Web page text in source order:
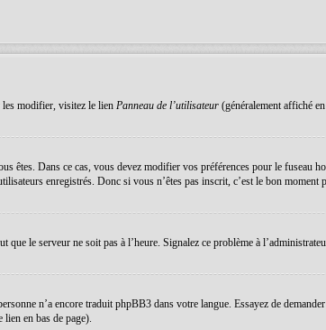
les modifier, visitez le lien Panneau de l’utilisateur (généralement affiché
êtes. Dans ce cas, vous devez modifier vos préférences pour le fuseau
enregistrés. Donc si vous n’êtes pas inscrit, c’est le bon moment
que le serveur ne soit pas à l’heure. Signalez ce problème à
n’a encore traduit phpBB3 dans votre langue. Essayez de
en bas de page).